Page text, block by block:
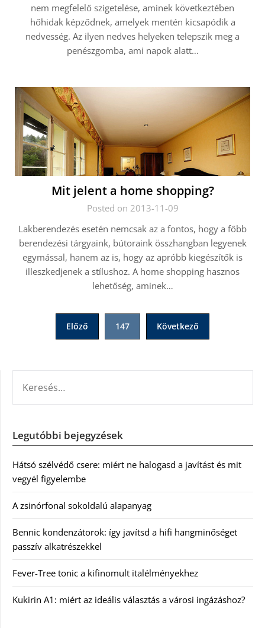
nem megfelelő szigetelése, aminek következtében
hőhidak képződnek, amelyek mentén kicsapódik a
nedvesség. Az ilyen nedves helyeken telepszik meg a
penészgomba, ami napok alatt…
Mit jelent a home shopping?
Posted on 2013-11-09
Lakberendezés esetén nemcsak az a fontos, hogy a főbb
berendezési tárgyaink, bútoraink összhangban legyenek
egymással, hanem az is, hogy az apróbb kiegészítők is
illeszkedjenek a stílushoz. A home shopping hasznos
lehetőség, aminek…
Bejegyzések
lapozása
Előző 147 Következő
Legutóbbi bejegyzések
Hátsó szélvédő csere: miért ne halogasd a javítást és mit
vegyél figyelembe
A zsinórfonal sokoldalú alapanyag
Bennic kondenzátorok: így javítsd a hifi hangminőséget
passzív alkatrészekkel
Fever-Tree tonic a kifinomult italélményekhez
Kukirin A1: miért az ideális választás a városi ingázáshoz?